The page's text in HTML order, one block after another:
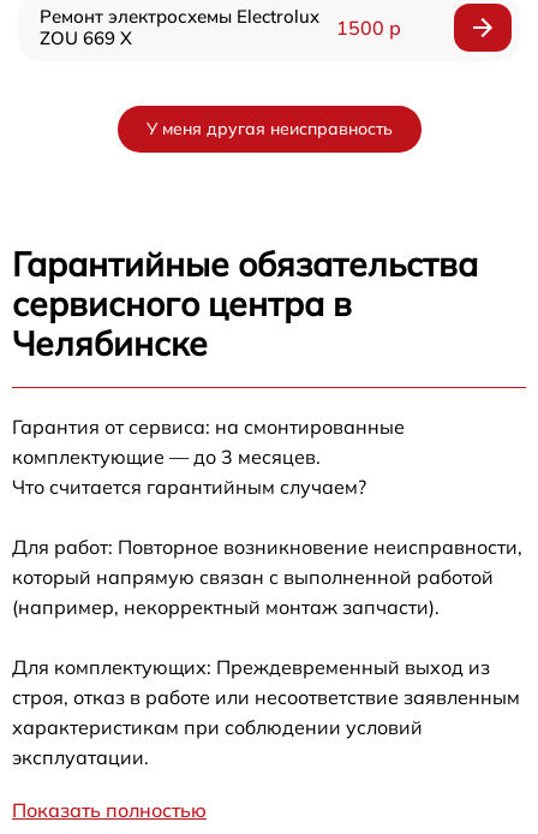
Ремонт электросхемы Electrolux
ZOU 669 X
1500 р
У меня другая неисправность
Гарантийные обязательства
сервисного центра в
Челябинске
Гарантия от сервиса: на смонтированные
комплектующие — до 3 месяцев.
Что считается гарантийным случаем?
Для работ: Повторное возникновение неисправности,
который напрямую связан с выполненной работой
(например, некорректный монтаж запчасти).
Для комплектующих: Преждевременный выход из
строя, отказ в работе или несоответствие заявленным
характеристикам при соблюдении условий
эксплуатации.
Показать полностью